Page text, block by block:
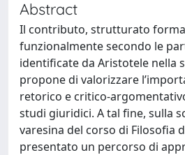
Abstract
Il contributo, strutturato
funzionalmente secondo le
identificate da Aristotele nella
propone di valorizzare
retorico e critico-
studi giuridici. A tal fine, sulla
varesina del corso di Filosofia
presentato un percorso di